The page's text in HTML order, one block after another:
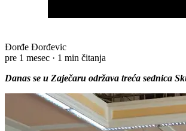
Đorđe Đorđevic
pre 1 mesec · 1 min čitanja
Danas se u Zaječaru održava treća sednica